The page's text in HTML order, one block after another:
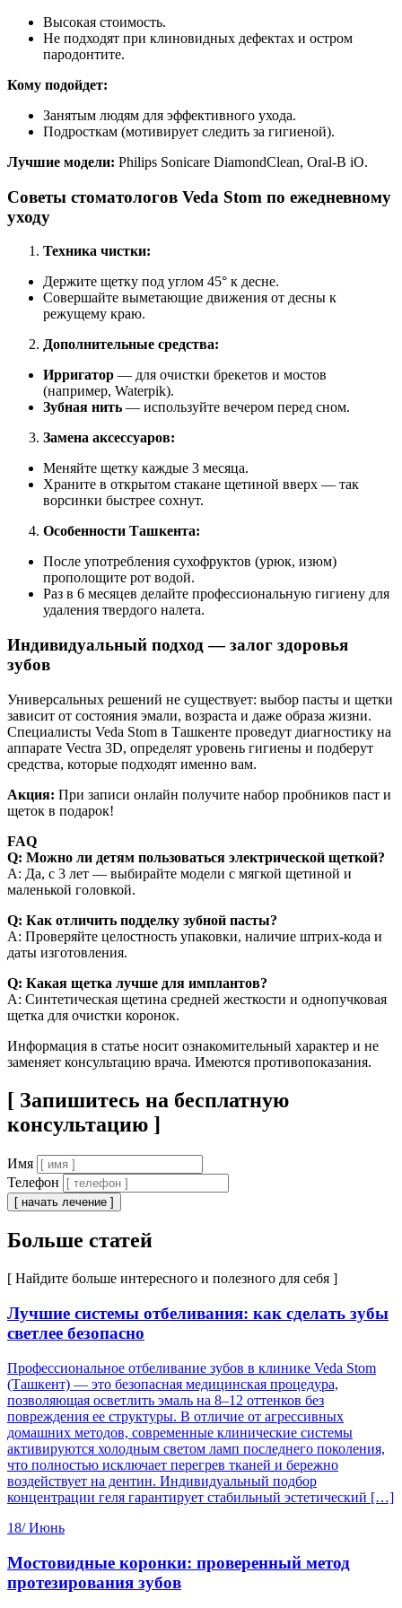
Высокая стоимость.
Не подходят при клиновидных дефектах и остром
пародонтите.
Кому подойдет:
Занятым людям для эффективного ухода.
Подросткам (мотивирует следить за гигиеной).
Лучшие модели: Philips Sonicare DiamondClean, Oral-B iO.
Советы стоматологов Veda Stom по ежедневному
уходу
Техника чистки:
Держите щетку под углом 45° к десне.
Совершайте выметающие движения от десны к
режущему краю.
Дополнительные средства:
Ирригатор — для очистки брекетов и мостов
(например, Waterpik).
Зубная нить — используйте вечером перед сном.
Замена аксессуаров:
Меняйте щетку каждые 3 месяца.
Храните в открытом стакане щетиной вверх — так
ворсинки быстрее сохнут.
Особенности Ташкента:
После употребления сухофруктов (урюк, изюм)
прополощите рот водой.
Раз в 6 месяцев делайте профессиональную гигиену для
удаления твердого налета.
Индивидуальный подход — залог здоровья
зубов
Универсальных решений не существует: выбор пасты и щетки
зависит от состояния эмали, возраста и даже образа жизни.
Специалисты Veda Stom в Ташкенте проведут диагностику на
аппарате Vectra 3D, определят уровень гигиены и подберут
средства, которые подходят именно вам.
Акция: При записи онлайн получите набор пробников паст и
щеток в подарок!
FAQ
Q: Можно ли детям пользоваться электрической щеткой?
A: Да, с 3 лет — выбирайте модели с мягкой щетиной и
маленькой головкой.
Q: Как отличить подделку зубной пасты?
A: Проверяйте целостность упаковки, наличие штрих-кода и
даты изготовления.
Q: Какая щетка лучше для имплантов?
A: Синтетическая щетина средней жесткости и однопучковая
щетка для очистки коронок.
Информация в статье носит ознакомительный характер и не
заменяет консультацию врача. Имеются противопоказания.
[ Запишитесь на бесплатную
консультацию ]
Имя
Телефон
[ начать лечение ]
Больше статей
[ Найдите больше интересного и полезного для себя ]
Лучшие системы отбеливания: как сделать зубы
светлее безопасно
Профессиональное отбеливание зубов в клинике Veda Stom
(Ташкент) — это безопасная медицинская процедура,
позволяющая осветлить эмаль на 8–12 оттенков без
повреждения ее структуры. В отличие от агрессивных
домашних методов, современные клинические системы
активируются холодным светом ламп последнего поколения,
что полностью исключает перегрев тканей и бережно
воздействует на дентин. Индивидуальный подбор
концентрации геля гарантирует стабильный эстетический […]
18/ Июнь
Мостовидные коронки: проверенный метод
протезирования зубов